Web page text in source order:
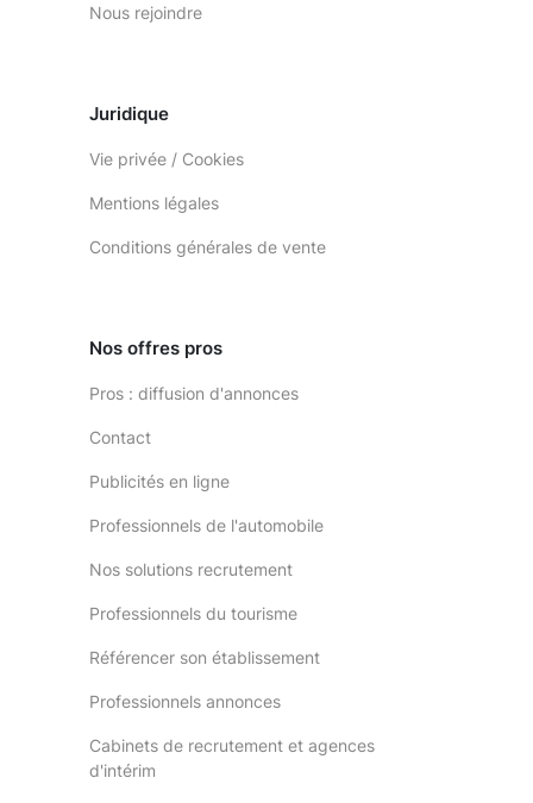
Nous rejoindre
Juridique
Vie privée / Cookies
Mentions légales
Conditions générales de vente
Nos offres pros
Pros : diffusion d'annonces
Contact
Publicités en ligne
Professionnels de l'automobile
Nos solutions recrutement
Professionnels du tourisme
Référencer son établissement
Professionnels annonces
Cabinets de recrutement et agences
d'intérim